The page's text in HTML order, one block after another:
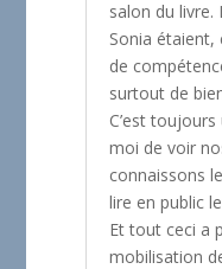
salon du livre.
Sonia
de
surtout de
C’est
moi de voir
connaissons
lire en public
Et tout ceci a
mobilisation